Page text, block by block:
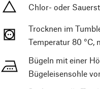
Chlor- oder
Trocknen im
Temperatur 80 °C,
Bügeln mit einer
Bügeleisensohle